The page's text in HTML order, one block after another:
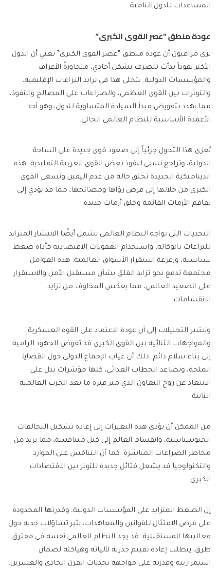
المساعدات للدول النامية.
عودة منطق “عصر القوى الكبرى”
يرى مراقبون أن عودة منطق “عصر القوى الكبرى” تعني أن الدول
الأكثر نفوذاً بدأت تتصرف بشكل أحادي، متجاوزةً الأعراف
والمؤسسات الدولية. يتجلى هذا في تزايد النزاعات الإقليمية،
والتوترات بين القوى العظمى، والصراعات على المصالح والنفوذ،
مما يهدد بتقويض مبدأ السيادة المتساوية للدول، وهو أحد
الأعمدة الأساسية للنظام العالمي الحالي.
يُعزى هذا التحول جزئياً إلى صعود قوى جديدة على الساحة
الدولية، وتراجع نسبي لنفوذ بعض القوى الغربية التقليدية. هذه
الديناميكية الجديدة تخلق حالة من عدم اليقين وتسعى القوى
الكبرى من خلالها إلى فرض رؤاها ومصالحها، مما قد يؤدي إلى
تفاقم الأزمات القائمة وخلق أزمات جديدة.
التحديات التي تواجه النظام العالمي تشمل أيضًا الانتشار المتزايد
للنزاعات بالوكالة، واستخدام العقوبات الاقتصادية كأداة ضغط
سياسية، وزعزعة استقرار الأسواق العالمية. هذه العوامل
مجتمعة تدفع نحو تزايد القلق بشأن مستقبل الأمن والاستقرار
على الصعيد العالمي، مما يعكس المخاوف من تزايد
الانقسامات.
وتشير التحليلات إلى أن عودة الاعتماد على القوة العسكرية
والمواجهات الثنائية بين القوى الكبرى قد تقوض الجهود الرامية
إلى بناء سلام دائم. ذلك أن غياب الإجماع الدولي حول القضايا
الملحة، وتصاعد الخطاب العدائي، كلها مؤشرات تدل على
الابتعاد عن روح التعاون الذي ميز فترة ما بعد الحرب العالمية
الثانية.
من الممكن أن تؤدي هذه التغيرات إلى إعادة تشكيل التحالفات
الجيوسياسية، وانقسام العالم إلى كتل متنافسة، مما يزيد من
مخاطر الصراعات المباشرة. كما أن التنافس على الموارد
والتكنولوجيا قد يشعل فتائل جديدة للتوتر بين الاقتصادات
الكبرى.
إن الضغط المتزايد على المؤسسات الدولية، وقدرتها المحدودة
على فرض الامتثال للقوانين والمعاهدات، يثير تساؤلات جدية حول
فعاليتها المستقبلية. قد يجد النظام العالمي نفسه في مفترق
طرق، يتطلب إعادة تقييم جذرية لآلياته وهياكله لضمان
استمراريته وقدرته على مواجهة تحديات القرن الحادي والعشرين.